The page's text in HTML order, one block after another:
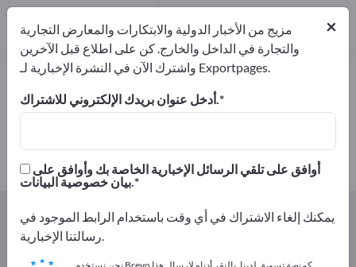
حلي فضة – اعثر على الشركات المصنعة
والموردين
2
2
Exportpages الهدايا والحلي الحلي حلي فضة
أعلن مجانًا على Exportpages!
×
مزيج من الأخبار الدولية والابتكارات والمعارض التجارية
والتجارة في الداخل والخارج. كن على اطلاع قبل الآخرين
واشترك الآن في النشرة الإخبارية لـ Exportpages.
أدخل عنوان بريدك الإلكتروني للاشتراك.
بيان خصوصية البيانات.
يمكنك إلغاء الاشتراك في أي وقت باستخدام الرابط الموجود في
رسالتنا الإخبارية.